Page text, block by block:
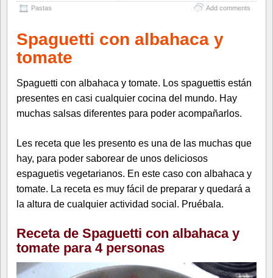
Pastas Add comments
Spaguetti con albahaca y
tomate
Spaguetti con albahaca y tomate. Los spaguettis están
presentes en casi cualquier cocina del mundo. Hay
muchas salsas diferentes para poder acompañarlos.
Les receta que les presento es una de las muchas que
hay, para poder saborear de unos deliciosos
espaguetis vegetarianos. En este caso con albahaca y
tomate. La receta es muy fácil de preparar y quedará a
la altura de cualquier actividad social. Pruébala.
Receta de Spaguetti con albahaca y
tomate para 4 personas